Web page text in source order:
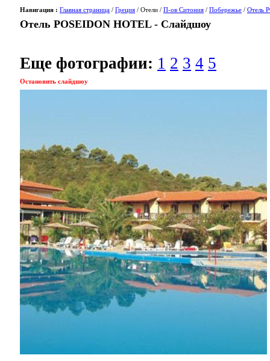
Навигация : Главная страница / Греция / Отели / П-ов Ситония / Побережье / Отель
Отель POSEIDON HOTEL - Слайдшоу
Еще фотографии: 1 2 3 4 5
Остановить слайдшоу